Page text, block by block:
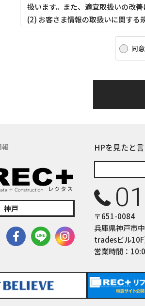
扱います。また、適宜取扱いの改善
(2) お客さま情報の取扱いに関する
(3) お客さま情報の収集に際して
ってお客さま情報を取り扱います。
(5) 保有するお客さま情報につい
の窓口でお受けして、誠意をもっ
当社は、不動産についてのサービ
訪問、提案、見積、各種の工事や
委託先等を通じて、お客さまの個
等）を取得いたしますが、これら
(1) 不動産についてのサービスの提
(2) 不動産についてのサービスのア
(3) 不動産についてのサービスのお
(4) ウェブサイトシステム管理会
(5) その他上記(1)から(4)に附随する
なお、当社は、サイト管理会社が
イト管理会社に提供します。
このように提供された個人データ
同
神戸
HPを見たと
〒651-0084
兵庫県神戸市
tradesビル10F
営業時間：